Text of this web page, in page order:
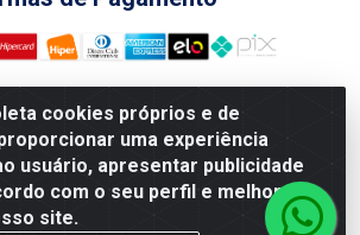
cookies próprios e de
uma experiência
usuário, apresentar publicidade
com o seu perfil e melhorar a
site.
de Material de Construção LTDA - Rua
Vila Da Penha, Rio de Janeiro/RJ - CEP:
- CNPJ: 11.003.135/0001-27